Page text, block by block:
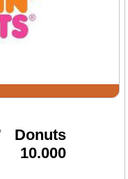
Donuts